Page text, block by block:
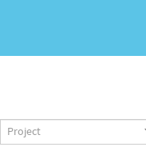
Projects
set
Project